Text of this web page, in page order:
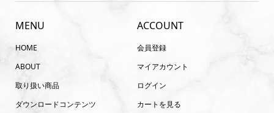
MENU
HOME
ABOUT
取り扱い商品
ダウンロードコンテンツ
ACCOUNT
会員登録
マイアカウント
ログイン
カートを見る